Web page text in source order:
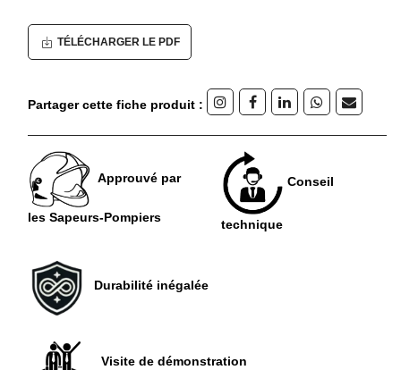
TÉLÉCHARGER LE PDF
Partager cette fiche produit :
Approuvé par
les Sapeurs-Pompiers
Conseil
technique
Durabilité inégalée
Visite de démonstration